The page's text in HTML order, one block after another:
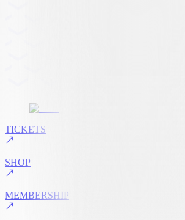
TICKETS
SHOP
MEMBERSHIP